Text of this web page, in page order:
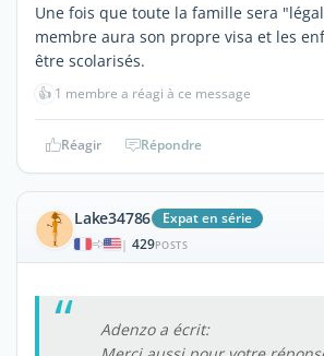
Une fois que toute la famille sera
membre aura son propre visa et les
être scolarisés.
👍 1 membre a réagi à ce message
Réagir Répondre
Lake34786 Expat en série
| 429POSTS
Adenzo a écrit: